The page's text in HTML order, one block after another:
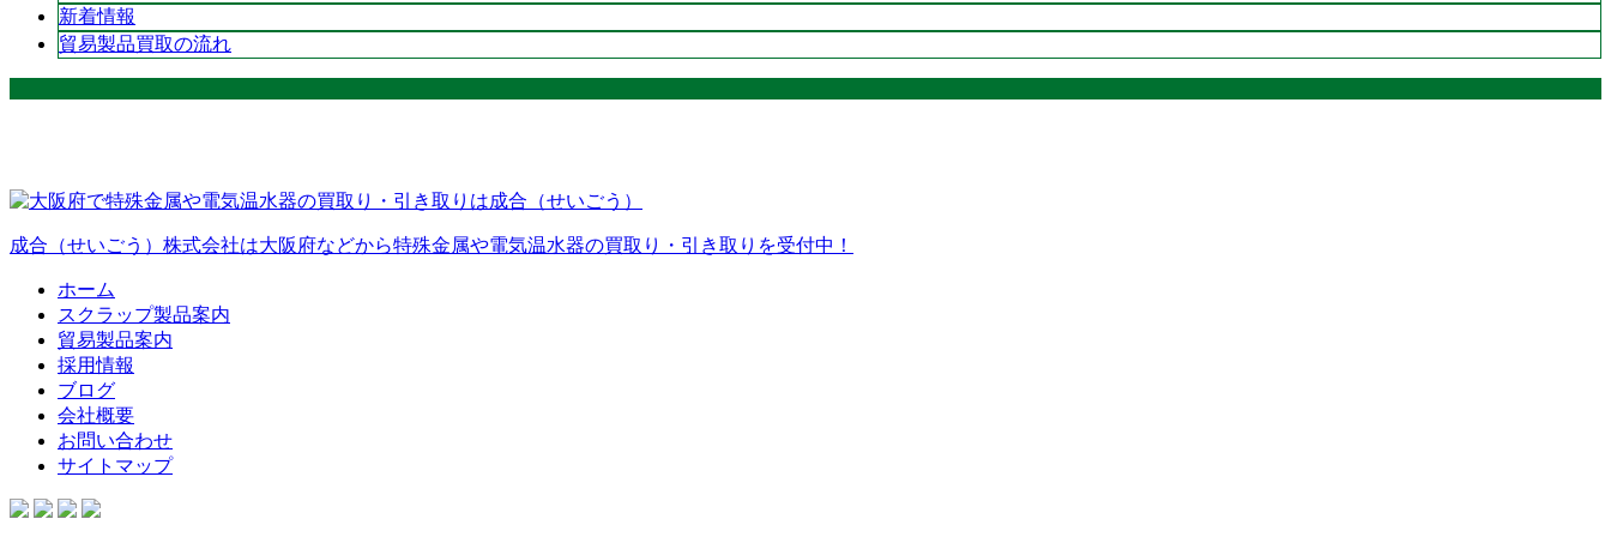
新着情報
貿易製品買取の流れ
成合（せいごう）株式会社は大阪府などから特殊金属や電気温水器の買取り・引き取りを受付中！
ホーム
スクラップ製品案内
貿易製品案内
採用情報
ブログ
会社概要
お問い合わせ
サイトマップ